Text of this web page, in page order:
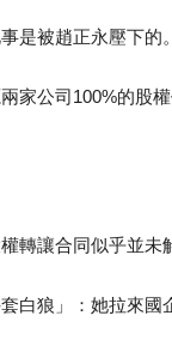
是被趙正永壓下的
家公司100%的股
轉讓合同似乎並未
白狼」：她拉來國